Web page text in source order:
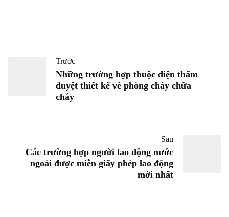
Trước
Những trường hợp thuộc diện thẩm
duyệt thiết kế về phòng cháy chữa
cháy
Sau
Các trường hợp người lao động nước
ngoài được miễn giấy phép lao động
mới nhất